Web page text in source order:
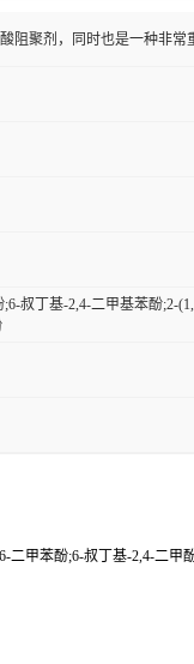
阻聚剂，同时也是一种非常
叔丁基-2,4-二甲基苯酚;2-
甲苯酚;6-叔丁基-2,4-二